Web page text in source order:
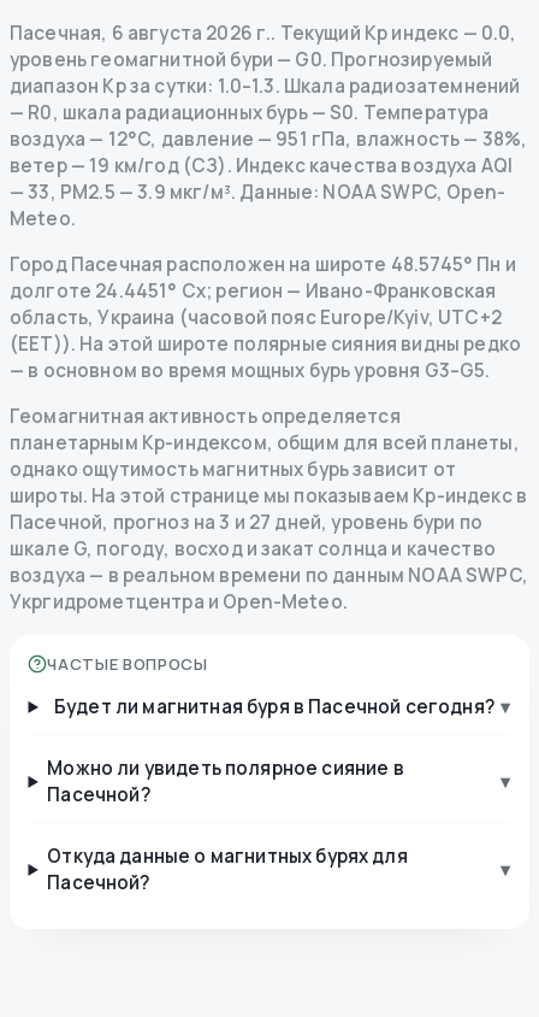
Пасечная, 6 августа 2026 г.. Текущий Kp индекс — 0.0,
уровень геомагнитной бури — G0. Прогнозируемый
диапазон Kp за сутки: 1.0–1.3. Шкала радиозатемнений
— R0, шкала радиационных бурь— S0. Температура
воздуха — 12°C, давление — 951 гПа, влажность — 38%,
ветер — 19 км/год (СЗ). Индекс качества воздуха AQI
— 33, PM2.5 — 3.9 мкг/м³. Данные: NOAA SWPC, Open-
Meteo.
Город Пасечная расположен на широте 48.5745° Пн и
долготе 24.4451° Сх; регион — Ивано-Франковская
область, Украина (часовой пояс Europe/Kyiv, UTC+2
(EET)). На этой широте полярные сияния видны редко
— в основном во время мощных бурь уровня G3–G5.
Геомагнитная активность определяется
планетарным Kp-индексом, общим для всей планеты,
однако ощутимость магнитных бурь зависит от
широты. На этой странице мы показываем Kp-индекс в
Пасечной, прогноз на 3 и 27 дней, уровень бури по
шкале G, погоду, восход и закат солнца и качество
воздуха — в реальном времени по данным NOAA SWPC,
Укргидрометцентра и Open-Meteo.
ЧАСТЫЕ ВОПРОСЫ
Будет ли магнитная буря в Пасечной сегодня? ▾
Можно ли увидеть полярное сияние в
Пасечной?
▾
Откуда данные о магнитных бурях для
Пасечной?
▾